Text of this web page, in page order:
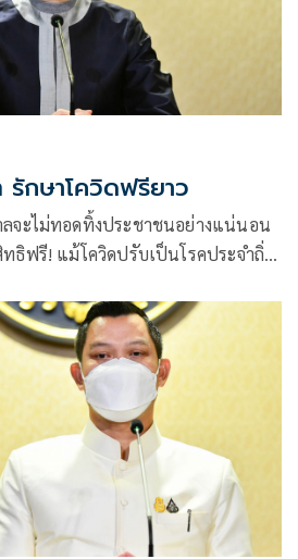
รักษาโควิดฟรียาว
ธิฟรี! แม้โควิดปรับเป็นโรคประจำถิ่น